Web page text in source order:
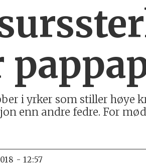
i yrker som stiller høye
enn andre fedre. For
- 12:57